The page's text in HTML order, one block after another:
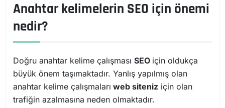
Anahtar kelimelerin SEO için önemi
nedir?
Doğru anahtar kelime çalışması SEO için oldukça
büyük önem taşımaktadır. Yanlış yapılmış olan
anahtar kelime çalışmaları web siteniz için olan
trafiğin azalmasına neden olmaktadır.